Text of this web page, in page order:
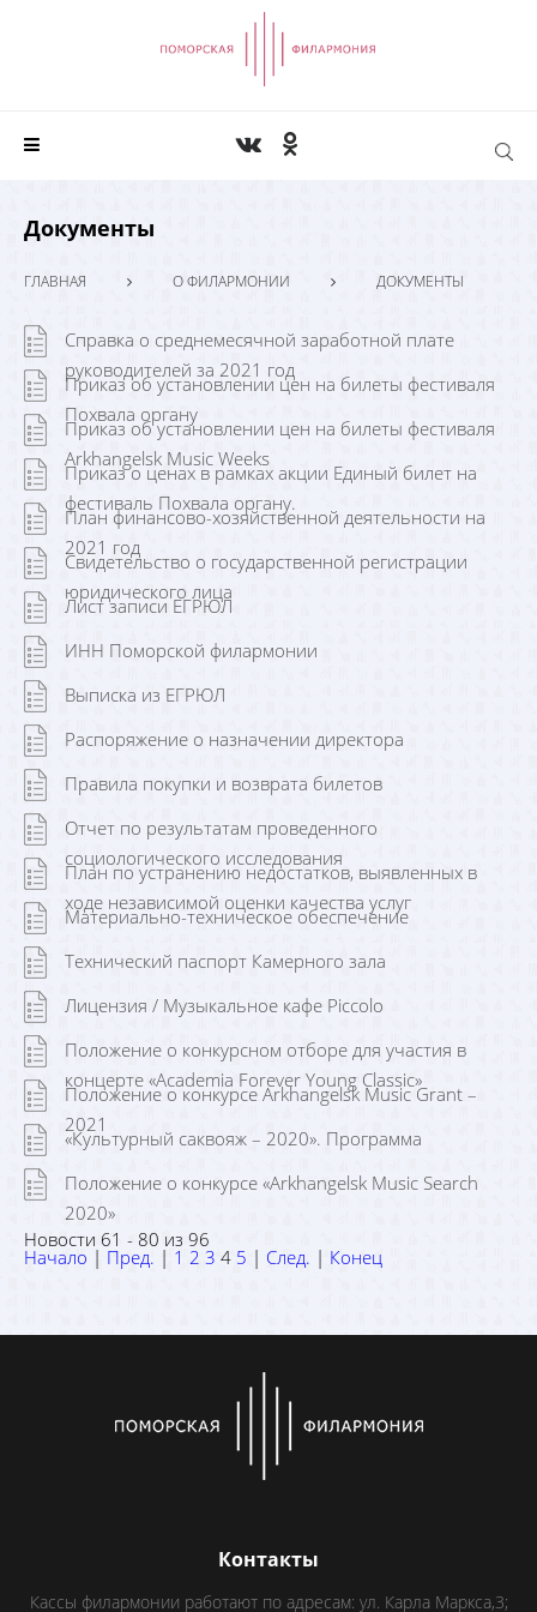
Документы
ГЛАВНАЯ О ФИЛАРМОНИИ ДОКУМЕНТЫ
Справка о среднемесячной заработной плате
руководителей за 2021 год
Приказ об установлении цен на билеты фестиваля
Похвала органу
Приказ об установлении цен на билеты фестиваля
Arkhangelsk Music Weeks
Приказ о ценах в рамках акции Единый билет на
фестиваль Похвала органу.
План финансово-хозяйственной деятельности на
2021 год
Свидетельство о государственной регистрации
юридического лица
Лист записи ЕГРЮЛ
ИНН Поморской филармонии
Выписка из ЕГРЮЛ
Распоряжение о назначении директора
Правила покупки и возврата билетов
Отчет по результатам проведенного
социологического исследования
План по устранению недостатков, выявленных в
ходе независимой оценки качества услуг
Материально-техническое обеспечение
Технический паспорт Камерного зала
Лицензия / Музыкальное кафе Piccolo
Положение о конкурсном отборе для участия в
концерте «Academia Forever Young Classic»
Положение о конкурсе Arkhangelsk Music Grant –
2021
«Культурный саквояж – 2020». Программа
Положение о конкурсе «Arkhangelsk Music Search
2020»
Новости 61 - 80 из 96
Начало | Пред. | 1 2 3 4 5 | След. | Конец
Контакты
Кассы филармонии работают по адресам: ул. Карла Маркса,3;